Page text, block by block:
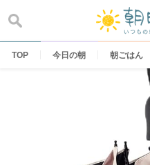
content
TOP 今日の朝 朝ごはん